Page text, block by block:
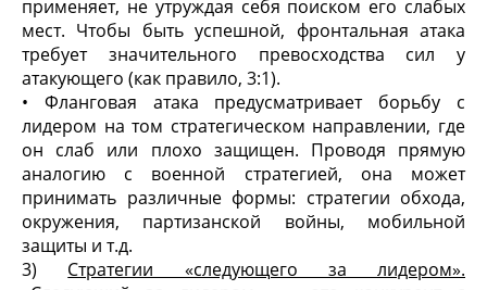
применяет, не утруждая себя поиском его слабых
мест. Чтобы быть успешной, фронтальная атака
требует значительного превосходства сил у
атакующего (как правило, 3:1).
• Фланговая атака предусматривает борьбу с
лидером на том стратегическом направлении, где
он слаб или плохо защищен. Проводя прямую
аналогию с военной стратегией, она может
принимать различные формы: стратегии обхода,
окружения, партизанской войны, мобильной
защиты и т.д.
3) Стратегии «следующего за лидером».